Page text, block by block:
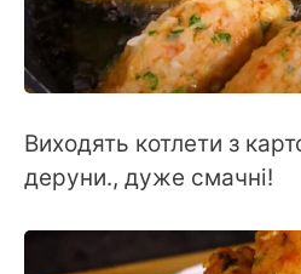
Виходять котлети з
деруни., дуже смачні!